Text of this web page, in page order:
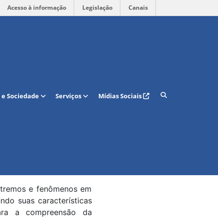
Acesso à informação Legislação Canais
Sociedade Serviços Mídias Sociais
e Tecnologia (ECT),
Aeroespacial
e as Surpresas da Via
in the Vía Láctea
e fenômenos em
suas características
a compreensão da